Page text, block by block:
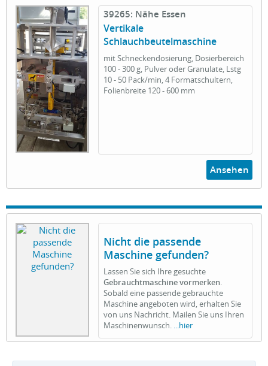
39265: Nähe Essen
Vertikale
Schlauchbeutelmaschine
mit Schneckendosierung, Dosierbereich
100 - 300 g, Pulver oder Granulate, Lstg
10 - 50 Pack/min, 4 Formatschultern,
Folienbreite 120 - 600 mm
Ansehen
Nicht die passende
Maschine gefunden?
Lassen Sie sich Ihre gesuchte
Gebrauchtmaschine vormerken.
Sobald eine passende gebrauchte
Maschine angeboten wird, erhalten Sie
von uns Nachricht. Mailen Sie uns Ihren
Maschinenwunsch. ...hier